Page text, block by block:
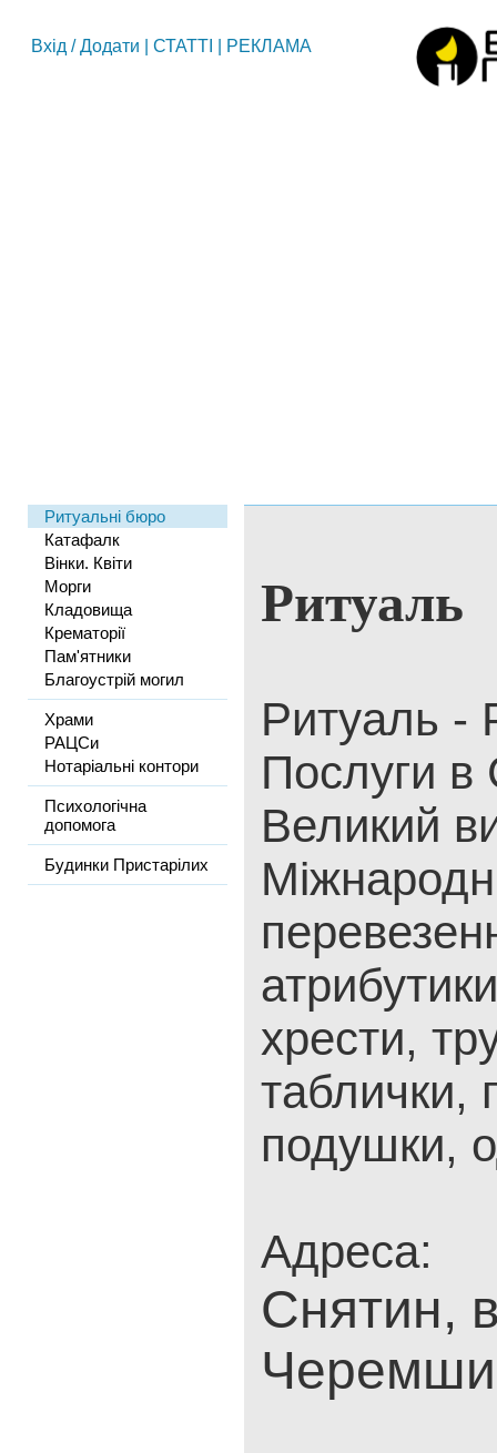
Вхід /Додати СТАТТІ РЕКЛАМА
Ритуальні бюро
Катафалк
Вінки. Квіти
Морги
Кладовища
Крематорії
Пам'ятники
Благоустрій могил
Храми
РАЦСи
Нотаріальні контори
Психологічна
допомога
Будинки Пристарілих
Ритуаль
Ритуаль -
Послуги в
Великий
хрести,
таблички,
подушки,
Адреса:
Снятин,